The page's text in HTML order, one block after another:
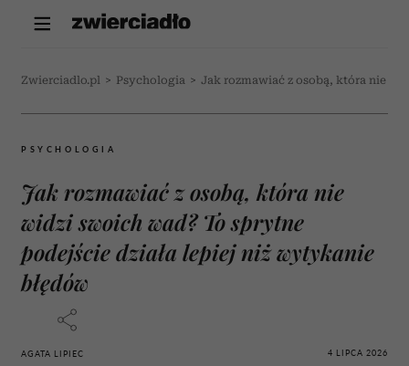
Zwierciadlo.pl > Psychologia > Jak rozmawiać z osobą, która nie
PSYCHOLOGIA
Jak rozmawiać z osobą, która nie
widzi swoich wad? To sprytne
podejście działa lepiej niż wytykanie
błędów
AGATA LIPIEC 4 LIPCA 2026